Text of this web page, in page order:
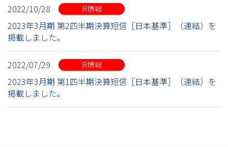
2022/10/28 IR情報
2023年3月期 第2四半期決算短信［日本基準］（連結）を
掲載しました。
2022/07/29 IR情報
2023年3月期 第1四半期決算短信［日本基準］（連結）を
掲載しました。